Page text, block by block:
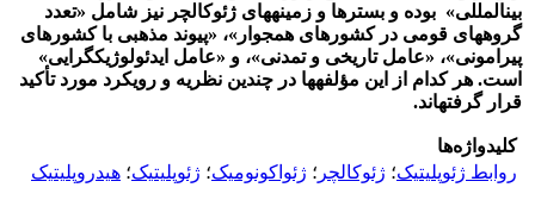
بین‏المللی» بوده و بسترها و زمینه‏های ژئوکالچر نیز شامل «تعدد
گروه‏های قومی در کشورهای همجوار»، «پیوند مذهبی با کشورهای
پیرامونی»، «عامل تاریخی و تمدنی»، و «عامل ایدئولوژیک‏گرایی»
است. هر کدام از این مؤلفه‏ها در چندین نظریه و رویکرد مورد تأکید
قرار گرفته‏اند.
کلیدواژه‌ها
روابط ژئوپلیتیک؛ ژئوکالچر ؛ ژئواکونومیک؛ ژئوپلیتیک؛ هیدروپلیتیک